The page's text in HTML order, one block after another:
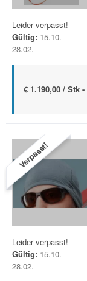
Leider verpasst!
Gültig: 15.10. -
28.02.
€ 1.190,00 / Stk -
Verpasst!
Leider verpasst!
Gültig: 15.10. -
28.02.